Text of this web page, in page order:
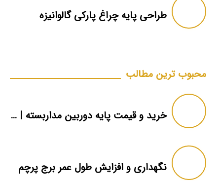
طراحی پایه چراغ پارکی گالوانیزه
محبوب ترین مطالب
خرید و قیمت پایه دوربین مداربسته | دکل دوربین
نگهداری و افزایش طول عمر برج پرچم